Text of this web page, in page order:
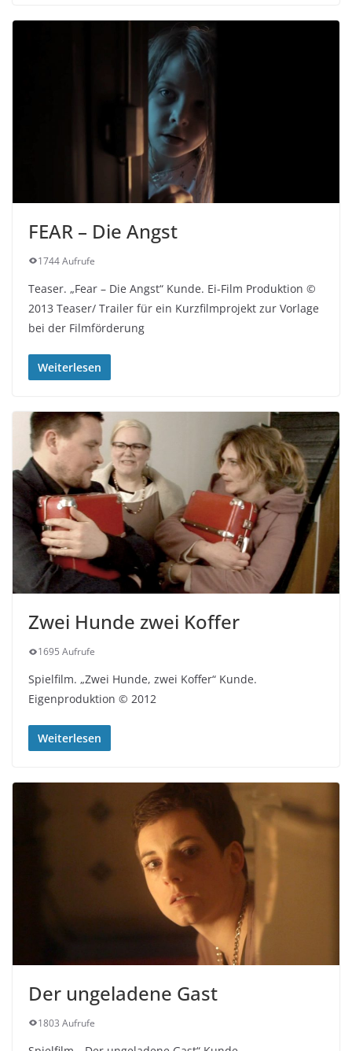
FEAR – Die Angst
1744 Aufrufe
Teaser. „Fear – Die Angst“ Kunde. Ei-Film Produktion ©
2013 Teaser/ Trailer für ein Kurzfilmprojekt zur Vorlage
bei der Filmförderung
Weiterlesen
Zwei Hunde zwei Koffer
1695 Aufrufe
Spielfilm. „Zwei Hunde, zwei Koffer“ Kunde.
Eigenproduktion © 2012
Weiterlesen
Der ungeladene Gast
1803 Aufrufe